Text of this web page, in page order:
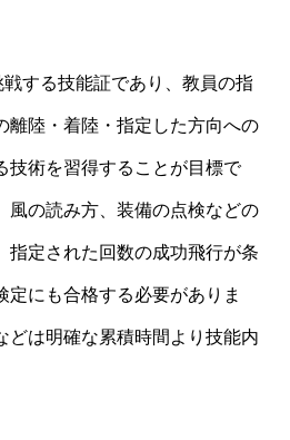
する技能証であり、教員の指
離陸・着陸・指定した方向への
技術を習得することが目標で
風の読み方、装備の点検などの
指定された回数の成功飛行が条
定にも合格する必要がありま
どは明確な累積時間より技能内